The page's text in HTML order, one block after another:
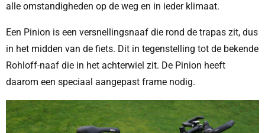
alle omstandigheden op de weg en in ieder klimaat.
Een Pinion is een versnellingsnaaf die rond de trapas zit, dus
in het midden van de fiets. Dit in tegenstelling tot de bekende
Rohloff-naaf die in het achterwiel zit. De Pinion heeft
daarom een speciaal aangepast frame nodig.